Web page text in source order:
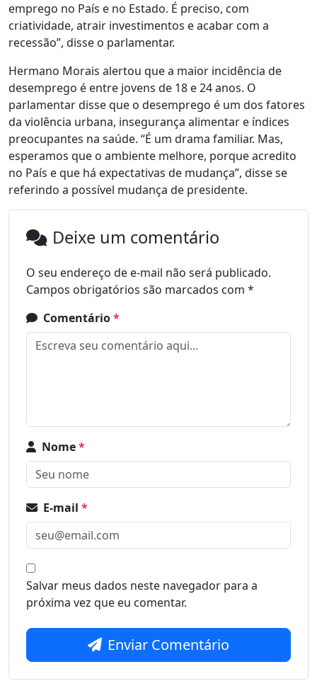
emprego no País e no Estado. É preciso, com
criatividade, atrair investimentos e acabar com a
recessão”, disse o parlamentar.
Hermano Morais alertou que a maior incidência de
desemprego é entre jovens de 18 e 24 anos. O
parlamentar disse que o desemprego é um dos fatores
da violência urbana, insegurança alimentar e índices
preocupantes na saúde. “É um drama familiar. Mas,
esperamos que o ambiente melhore, porque acredito
no País e que há expectativas de mudança”, disse se
referindo a possível mudança de presidente.
Deixe um comentário
O seu endereço de e-mail não será publicado.
Campos obrigatórios são marcados com *
Comentário*
Nome*
E-mail *
Salvar meus dados neste navegador para a
próxima vez que eu comentar.
Enviar Comentário